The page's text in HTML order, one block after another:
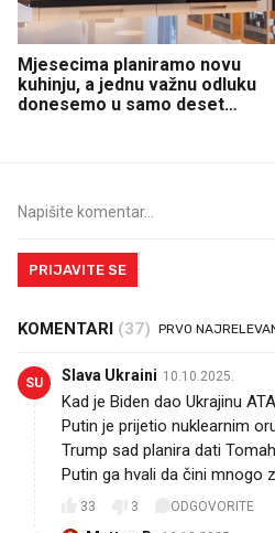
Mjesecima planiramo novu
kuhinju, a jednu važnu odluku
donesemo u samo deset
PRIJAVITE SE
KOMENTARI (37)
SU Slava Ukraini 10.10.2025.
Kad je Biden dao Ukrajinu
Putin je prijetio nuklearnim
Trump sad planira dati
Putin ga hvali da čini mnogo
33 3 ODGOVORITE